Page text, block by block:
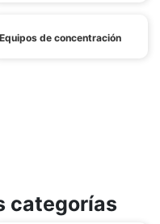
Equipos de concentración
categorías